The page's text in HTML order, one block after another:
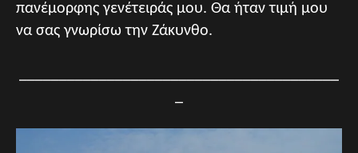
πανέμορφης γενέτειράς μου. Θα ήταν τιμή μου
να σας γνωρίσω την Ζάκυνθο.